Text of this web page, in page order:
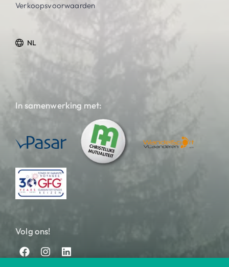
Verkoopsvoorwaarden
NL
In samenwerking met:
Volg ons!